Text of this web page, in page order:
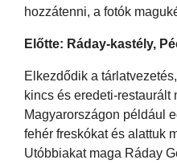
hozzátenni, a fotók
Előtte: Ráday-kastély,
Elkezdődik a
kincs és eredeti-restaurált
Magyarországon például
fehér freskókat és alattuk
Utóbbiakat maga Ráday